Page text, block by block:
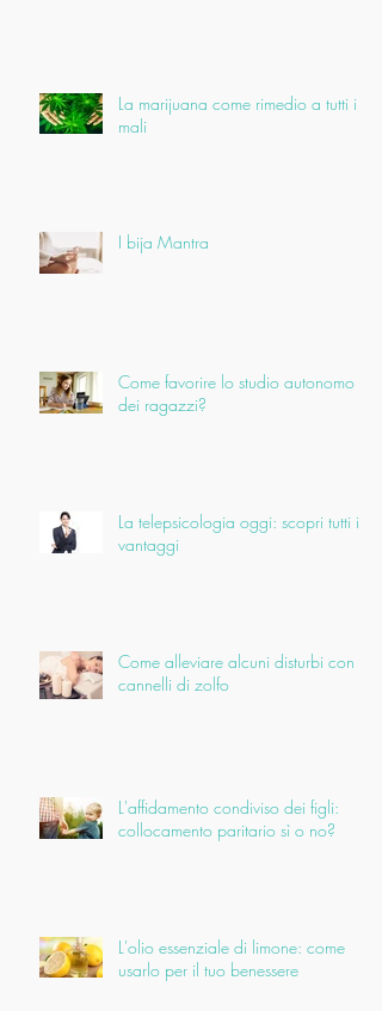
La marijuana come rimedio a tutti i
mali
I bija Mantra
Come favorire lo studio autonomo
dei ragazzi?
La telepsicologia oggi: scopri tutti i
vantaggi
Come alleviare alcuni disturbi con i
cannelli di zolfo
L'affidamento condiviso dei figli:
collocamento paritario sì o no?
L'olio essenziale di limone: come
usarlo per il tuo benessere